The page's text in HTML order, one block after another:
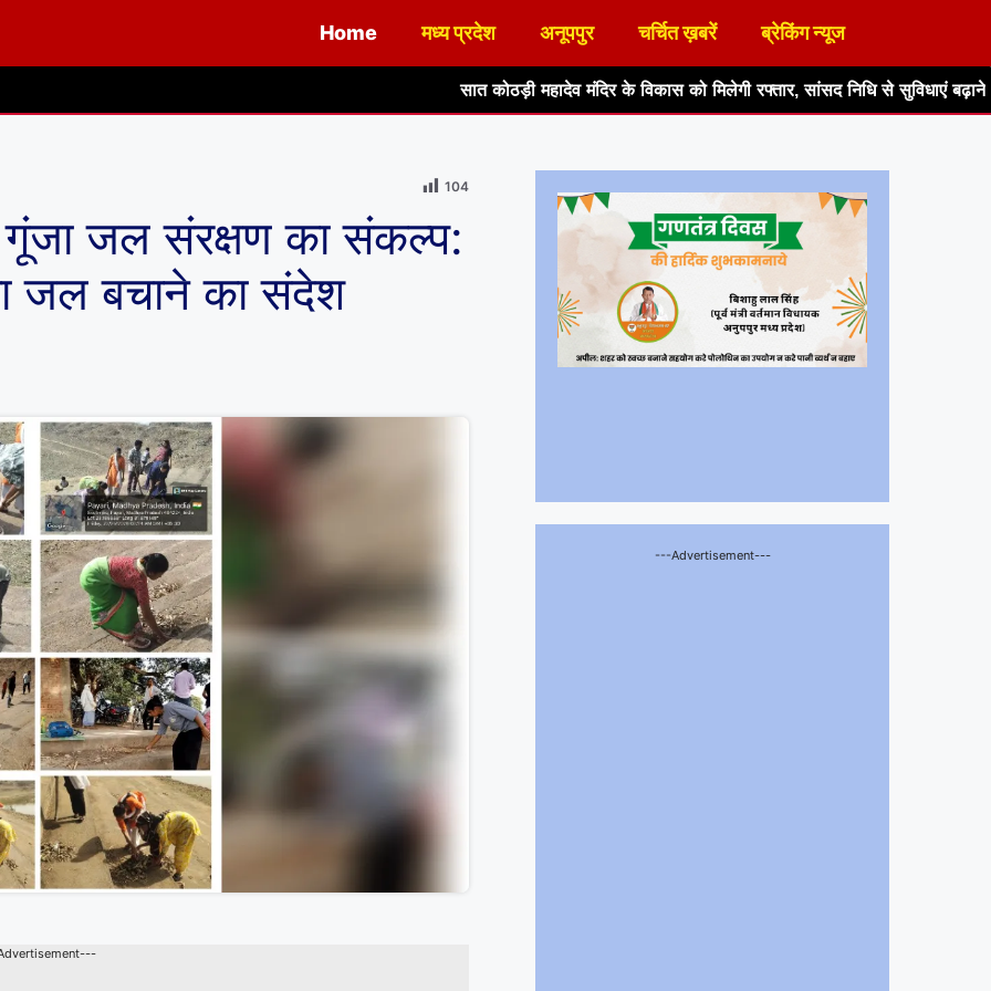
Home मध्य प्रदेश अनूपपुर चर्चित ख़बरें ब्रेकिंग न्यूज
सात कोठड़ी महादेव मंदिर के विकास को मिलेगी रफ्तार, सांसद निधि से सुविधाएं बढ़ाने का आश्वासन हर
104
गूंजा जल संरक्षण का संकल्प:
जल बचाने का संदेश
---Advertisement---